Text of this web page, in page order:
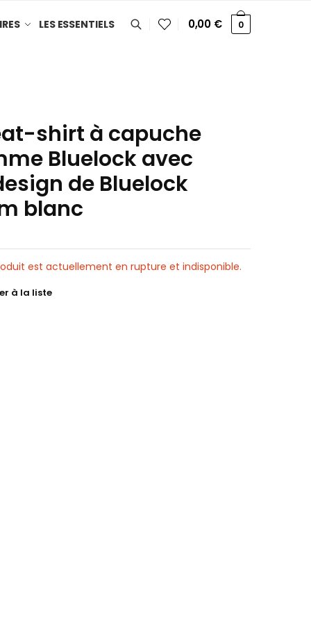
LES ESSENTIELS 0,00 € 0
shirt à capuche
Bluelock avec
de Bluelock
blanc
est actuellement en rupture et indisponible.
à la liste